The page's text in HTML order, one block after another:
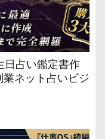
日占い鑑定書作
ネット占いビジ